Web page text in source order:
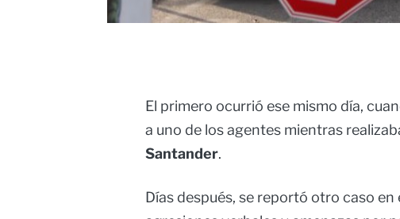
El primero ocurrió ese mismo día,
a uno de los agentes mientras
Santander.
Días después, se reportó otro caso